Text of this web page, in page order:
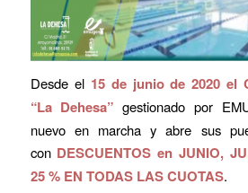
Desde el 15 de junio de 2020 el
“La Dehesa” gestionado por
nuevo en marcha y abre sus
con DESCUENTOS en JUNIO,
25 % EN TODAS LAS CUOTAS.